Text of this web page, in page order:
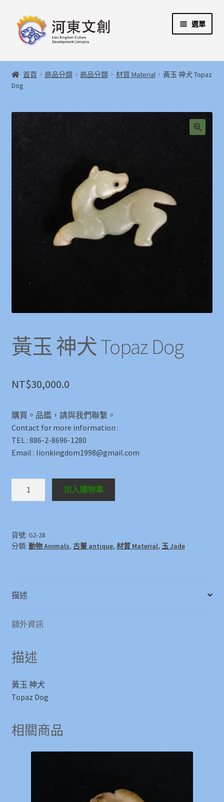
跳
至
跳
至
容
選單
首頁
開
河東文創開發股份有限公司
選
單
河東堂獅子博物館
展
開
子
Weglot switcher
首頁 商品分類 商品分類 材質 Material
黃玉 神犬 Topaz
Dog
黃玉 神犬 Topaz Dog
NT$30,000.0
購買。品鑑，請與我們聯繫。
Contact for more information :
TEL : 886-2-8696-1280
Email : lionkingdom1998@gmail.com
Topaz
Dog
加入購物車
貨號: G2-28
分類: 動物 Animals, 古董 antique, 材質 Material, 玉 Jade
描述
額外資訊
描述
黃玉 神犬
Topaz Dog
相關商品